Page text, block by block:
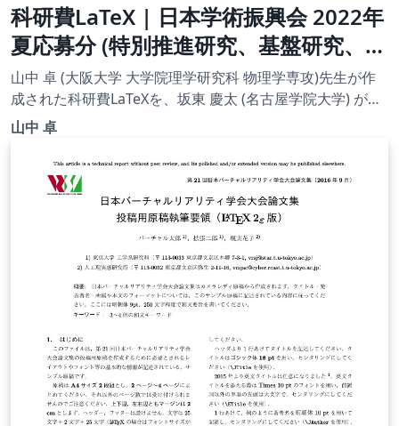
科研費LaTeX | 日本学術振興会 2022年
夏応募分 (特別推進研究、基盤研究、挑
戦的研究、若手研究) | 特別推進研究
（新規）・日本語版その２ |
2022.07.01
山中 卓 (大阪大学 大学院理学研究科 物理学専攻)先生が作
成された科研費LaTeXを、坂東 慶太 (名古屋学院大学) が了
承を得てテンプレート登録しています。 詳細はこちら↓を
u.ac.jp/~taku/kakenhiLaTeX/
山中 卓